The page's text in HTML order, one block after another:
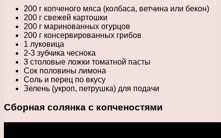
200 г копченого мяса (колбаса, ветчина или бекон)
200 г свежей картошки
200 г маринованных огурцов
200 г консервированных грибов
1 луковица
2-3 зубчика чеснока
3 столовые ложки томатной пасты
Сок половины лимона
Соль и перец по вкусу
Зелень (укроп, петрушка) для подачи
Сборная солянка с копченостями